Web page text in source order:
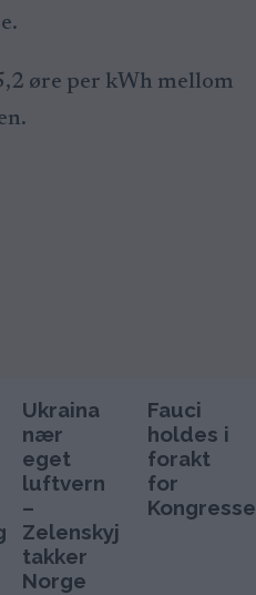
øre per kWh mellom
Ukraina
nær
eget
luftvern
–
Zelenskyj
takker
Norge
Fauci
holdes i
forakt
for